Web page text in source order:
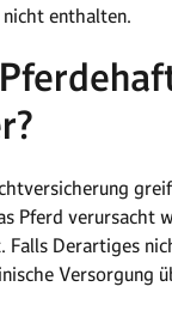
enthalten.
Pferd verursacht
Falls Derartiges
Versorgung